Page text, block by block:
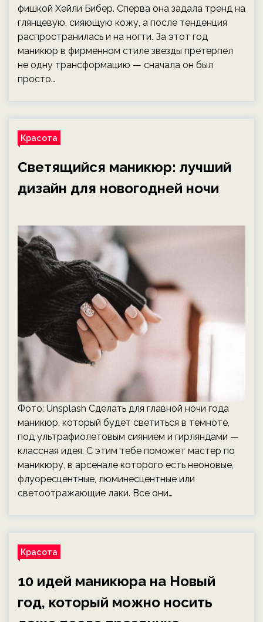
фишкой Хейли Бибер. Сперва она задала тренд на
глянцевую, сияющую кожу, а после тенденция
распространилась и на ногти. За этот год
маникюр в фирменном стиле звезды претерпел
не одну трансформацию — сначала он был
просто…
Красота
Cветящийся маникюр: лучший
дизайн для новогодней ночи
Фото: Unsplash Сделать для главной ночи года
маникюр, который будет светиться в темноте,
под ультрафиолетовым сиянием и гирляндами —
классная идея. С этим тебе поможет мастер по
маникюру, в арсенале которого есть неоновые,
флуоресцентные, люминесцентные или
светоотражающие лаки. Все они…
Красота
10 идей маникюра на Новый
год, который можно носить